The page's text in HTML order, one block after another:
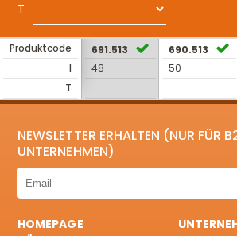
T
Produktcode
I
T
691.513
48
690.513
50
NEWSLETTER ERHALTEN (NUR FÜR
UNTERNEHMEN)
HOMEPAGE